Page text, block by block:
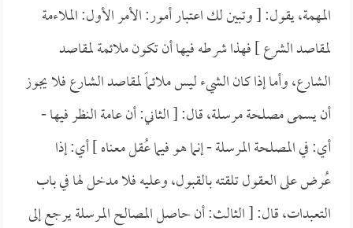
المهمة، يقول: [ وتبين لك اعتبار أمور: الأمر الأول: الملاءمة
لمقاصد الشرع ] فهذا شرطه فيها أن تكون ملائمة لمقاصد
الشارع، وأما إذا كان الشيء ليس ملائماً لمقاصد الشارع فلا يجوز
أن يسمى مصلحة مرسلة، قال: [ الثاني: أن عامة النظر فيها -
أي: في المصلحة المرسلة - إنما هو فيما عُقل معناه ] أي: إذا
عُرض على العقول تلقته بالقبول، وعليه فلا مدخل لها في باب
التعبدات، قال: [ الثالث: أن حاصل المصالح المرسلة يرجع إلى